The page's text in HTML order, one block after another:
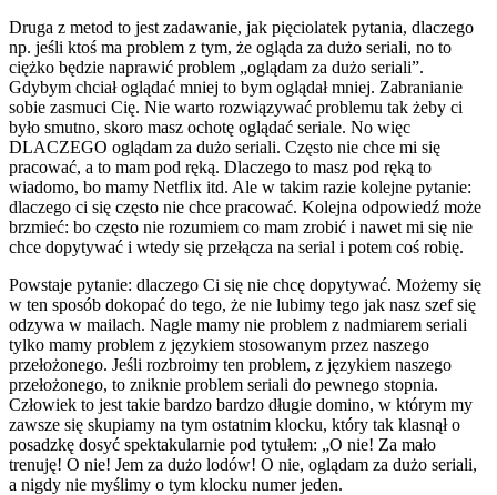
Druga z metod to jest zadawanie, jak pięciolatek pytania, dlaczego
np. jeśli ktoś ma problem z tym, że ogląda za dużo seriali, no to
ciężko będzie naprawić problem „oglądam za dużo seriali”.
Gdybym chciał oglądać mniej to bym oglądał mniej. Zabranianie
sobie zasmuci Cię. Nie warto rozwiązywać problemu tak żeby ci
było smutno, skoro masz ochotę oglądać seriale. No więc
DLACZEGO oglądam za dużo seriali. Często nie chce mi się
pracować, a to mam pod ręką. Dlaczego to masz pod ręką to
wiadomo, bo mamy Netflix itd. Ale w takim razie kolejne pytanie:
dlaczego ci się często nie chce pracować. Kolejna odpowiedź może
brzmieć: bo często nie rozumiem co mam zrobić i nawet mi się nie
chce dopytywać i wtedy się przełącza na serial i potem coś robię.
Powstaje pytanie: dlaczego Ci się nie chcę dopytywać. Możemy się
w ten sposób dokopać do tego, że nie lubimy tego jak nasz szef się
odzywa w mailach. Nagle mamy nie problem z nadmiarem seriali
tylko mamy problem z językiem stosowanym przez naszego
przełożonego. Jeśli rozbroimy ten problem, z językiem naszego
przełożonego, to zniknie problem seriali do pewnego stopnia.
Człowiek to jest takie bardzo bardzo długie domino, w którym my
zawsze się skupiamy na tym ostatnim klocku, który tak klasnął o
posadzkę dosyć spektakularnie pod tytułem: „O nie! Za mało
trenuję! O nie! Jem za dużo lodów! O nie, oglądam za dużo seriali,
a nigdy nie myślimy o tym klocku numer jeden.